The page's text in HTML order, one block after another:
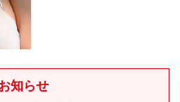
知らせ